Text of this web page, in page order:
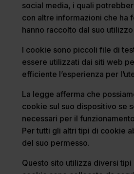
social media, i quali
con altre informazioni che ha
hanno raccolto dal suo
I cookie sono piccoli file di
essere utilizzati dai siti web
efficiente l’esperienza per
La legge afferma che
cookie sul suo dispositivo se
necessari per il
Per tutti gli altri tipi di cookie
del suo permesso.
Questo sito utilizza diversi